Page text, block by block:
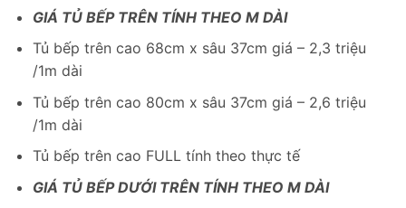
GIÁ TỦ BẾP TRÊN TÍNH THEO M DÀI
Tủ bếp trên cao 68cm x sâu 37cm giá – 2,3 triệu
/1m dài
Tủ bếp trên cao 80cm x sâu 37cm giá – 2,6 triệu
/1m dài
Tủ bếp trên cao FULL tính theo thực tế
GIÁ TỦ BẾP DƯỚI TRÊN TÍNH THEO M DÀI